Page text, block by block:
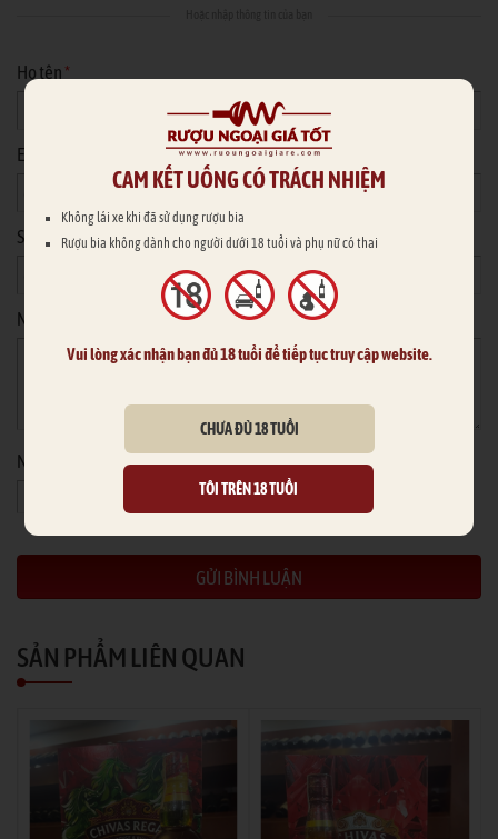
Họ tên *
Email
Số điện thoại
Nội dung
Nhập mã an toàn(*)
SẢN PHẨM LIÊN QUAN
CAM KẾT UỐNG CÓ TRÁCH NHIỆM
Không lái xe khi đã sử dụng rượu bia
Rượu bia không dành cho người dưới 18 tuổi và phụ nữ có thai
Vui lòng xác nhận bạn đủ 18 tuổi để tiếp tục truy cập website.
CHƯA ĐỦ 18 TUỔI
TÔI TRÊN 18 TUỔI